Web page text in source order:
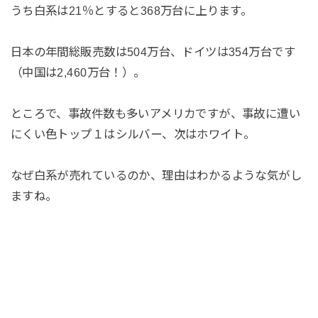
うち白系は21％とすると368万台に上ります。
日本の年間総販売数は504万台、ドイツは354万台です
（中国は2,460万台！）。
ところで、事故件数も多いアメリカですが、事故に遭い
にくい色トップ１はシルバー、次はホワイト。
なぜ白系が売れているのか、理由はわかるような気がし
ますね。